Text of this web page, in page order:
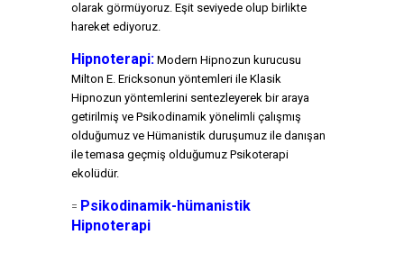
olarak görmüyoruz. Eşit seviyede olup birlikte
hareket ediyoruz.
Hipnoterapi: Modern Hipnozun kurucusu
Milton E. Ericksonun yöntemleri ile Klasik
Hipnozun yöntemlerini sentezleyerek bir araya
getirilmiş ve Psikodinamik yönelimli çalışmış
olduğumuz ve Hümanistik duruşumuz ile danışan
ile temasa geçmiş olduğumuz Psikoterapi
ekolüdür.
= Psikodinamik-hümanistik
Hipnoterapi